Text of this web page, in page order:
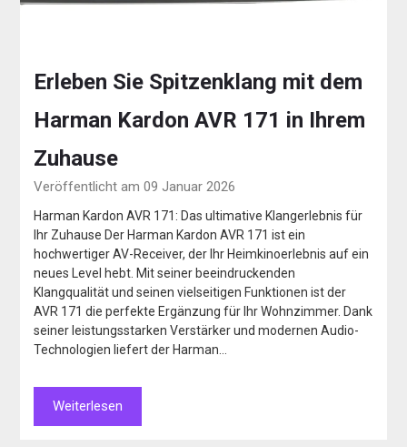
Erleben Sie Spitzenklang mit dem
Harman Kardon AVR 171 in Ihrem
Zuhause
Veröffentlicht am 09 Januar 2026
Harman Kardon AVR 171: Das ultimative Klangerlebnis für
Ihr Zuhause Der Harman Kardon AVR 171 ist ein
hochwertiger AV-Receiver, der Ihr Heimkinoerlebnis auf ein
neues Level hebt. Mit seiner beeindruckenden
Klangqualität und seinen vielseitigen Funktionen ist der
AVR 171 die perfekte Ergänzung für Ihr Wohnzimmer. Dank
seiner leistungsstarken Verstärker und modernen Audio-
Technologien liefert der Harman…
Weiterlesen